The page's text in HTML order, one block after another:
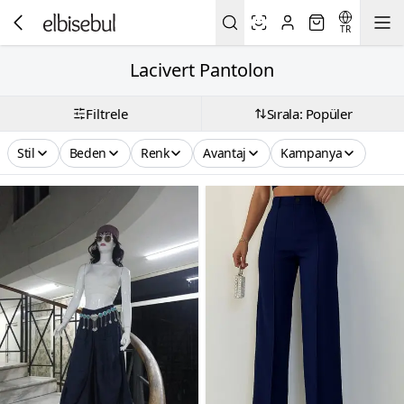
TR
Lacivert Pantolon
Filtrele Sırala: Popüler
Stil Beden Renk Avantaj Kampanya